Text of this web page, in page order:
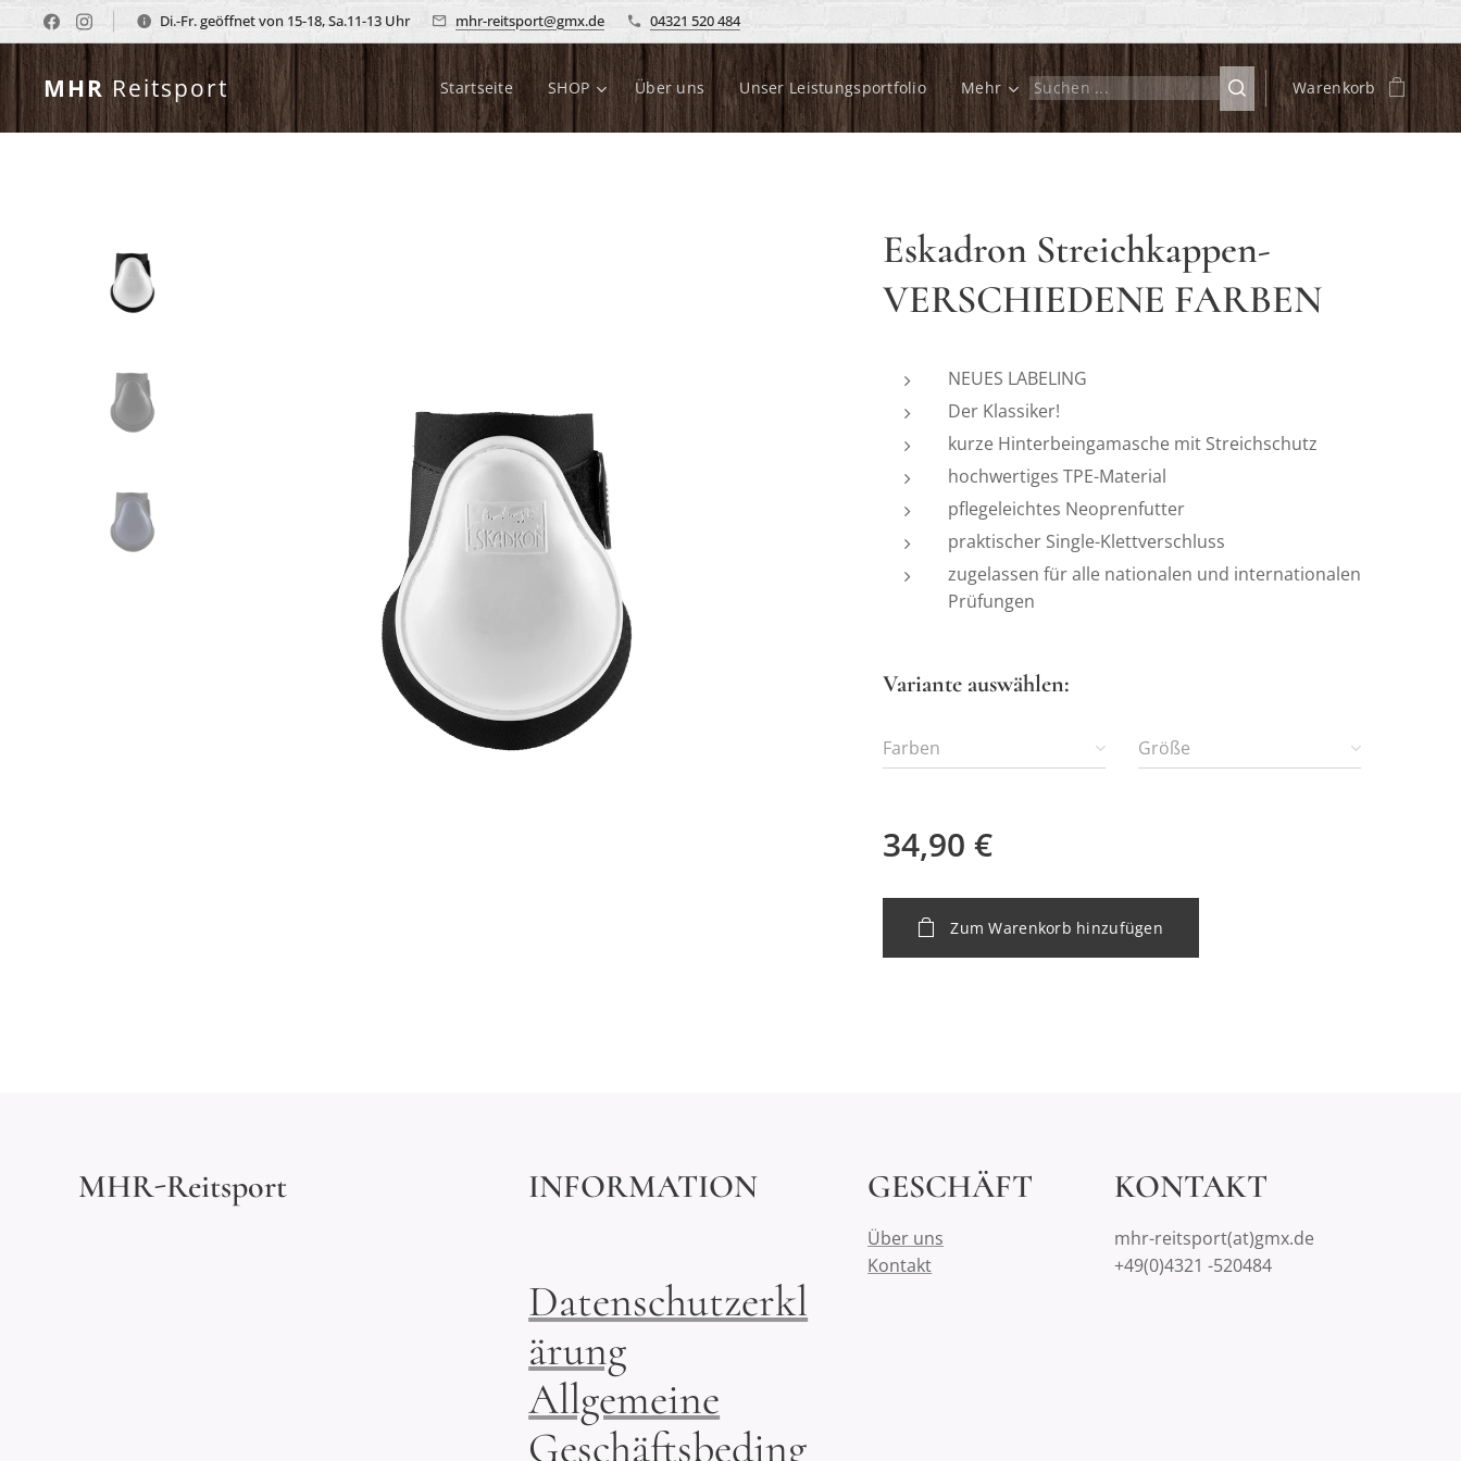
Di.-Fr. geöffnet von 15-18, Sa.11-13 Uhr mhr-reitsport@gmx.de 04321 520 484
MHR Reitsport Startseite SHOP Über uns Unser Leistungsportfolio Mehr Warenkorb
Eskadron Streichkappen-
VERSCHIEDENE FARBEN
NEUES LABELING
Der Klassiker!
kurze Hinterbeingamasche mit Streichschutz
hochwertiges TPE-Material
pflegeleichtes Neoprenfutter
praktischer Single-Klettverschluss
zugelassen für alle nationalen und internationalen
Prüfungen
Variante auswählen:
Farben Größe
34,90 €
Zum Warenkorb hinzufügen
MHR-Reitsport INFORMATION
Datenschutzerkl
ärung
Allgemeine
Geschäftsbeding
GESCHÄFT
Über uns
Kontakt
KONTAKT
mhr-reitsport(at)gmx.de
+49(0)4321 -520484